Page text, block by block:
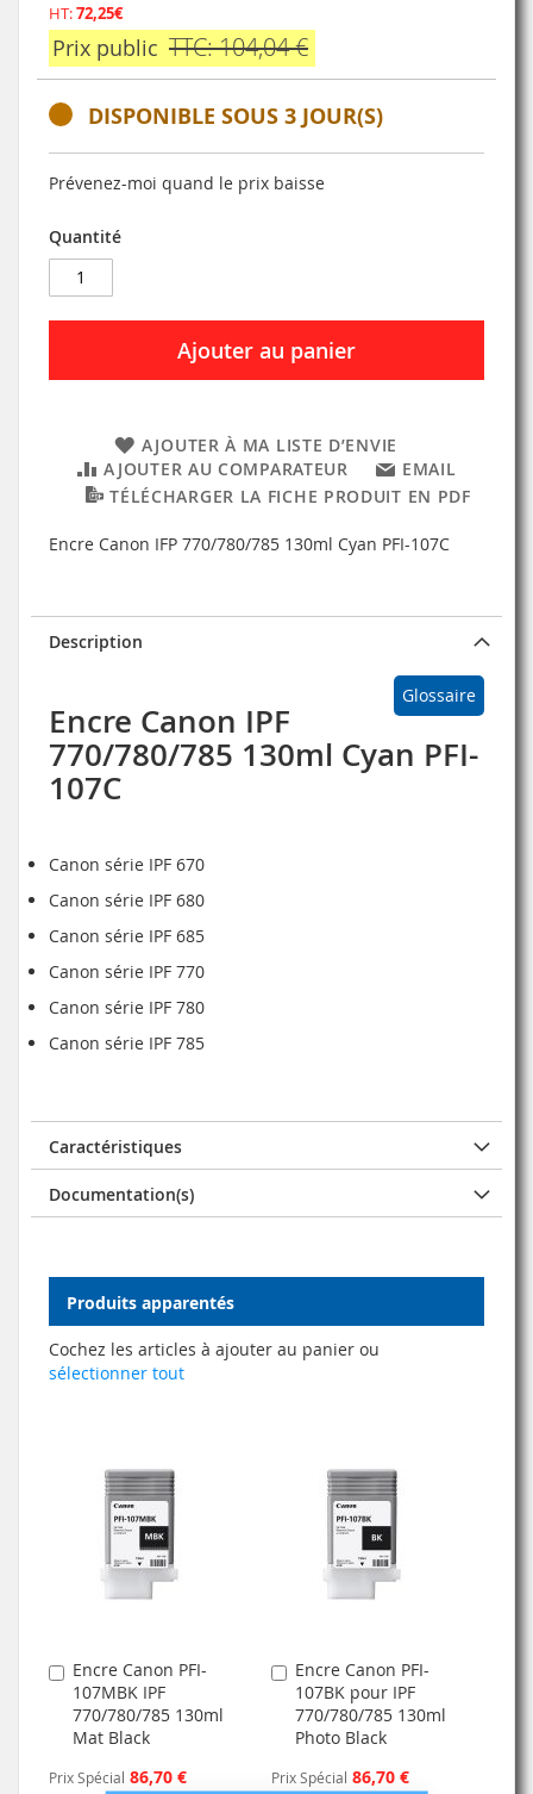
HT:72,25€
Prix public TTC: 104,04 €
DISPONIBLE SOUS 3 JOUR(S)
Prévenez-moi quand le prix baisse
Quantité
Ajouter au panier
AJOUTER À MA LISTE D’ENVIE
AJOUTER AU COMPARATEUR
EMAIL
TÉLÉCHARGER LA FICHE PRODUIT EN PDF
Encre Canon IFP 770/780/785 130ml Cyan PFI-107C
Description
Glossaire
Encre Canon IPF
770/780/785 130ml Cyan PFI-
107C
Canon série IPF 670
Canon série IPF 680
Canon série IPF 685
Canon série IPF 770
Canon série IPF 780
Canon série IPF 785
Caractéristiques
Documentation(s)
Produits apparentés
Cochez les articles à ajouter au panier ou
sélectionner tout
Encre Canon PFI-
107MBK IPF
770/780/785 130ml
Mat Black
Prix Spécial 86,70 €
Ajouter
au
panier
Encre Canon PFI-
107BK pour IPF
770/780/785 130ml
Photo Black
Prix Spécial 86,70 €
Ajouter
au
panier